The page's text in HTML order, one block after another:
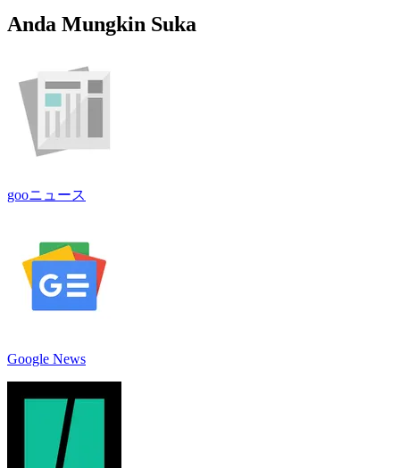
Anda Mungkin Suka
gooニュース
Google News